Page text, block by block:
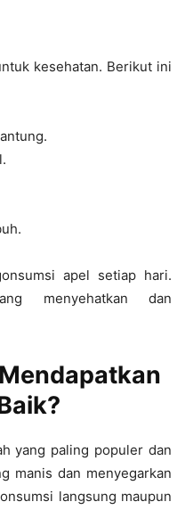
kesehatan. Berikut ini
apel setiap hari.
menyehatkan dan
yang paling populer dan
manis dan menyegarkan
langsung maupun